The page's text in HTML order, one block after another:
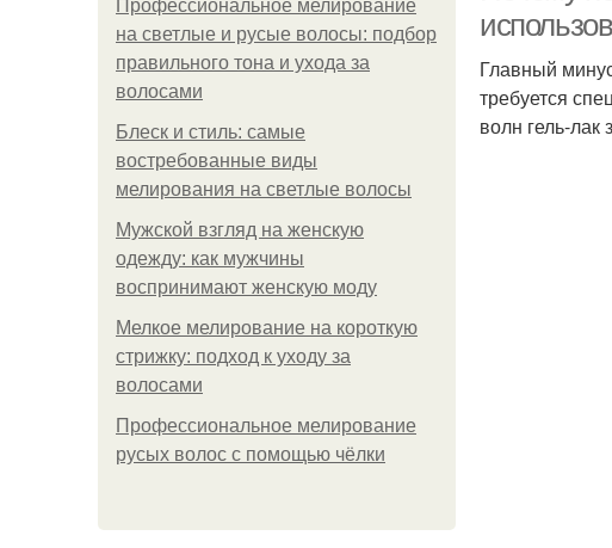
Профессиональное мелирование
на светлые и русые волосы: подбор
правильного тона и ухода за
волосами
Блеск и стиль: самые
востребованные виды
мелирования на светлые волосы
Мужской взгляд на женскую
одежду: как мужчины
воспринимают женскую моду
Мелкое мелирование на короткую
стрижку: подход к уходу за
волосами
Профессиональное мелирование
русых волос с помощью чёлки
Главный
требуется
волн гель-